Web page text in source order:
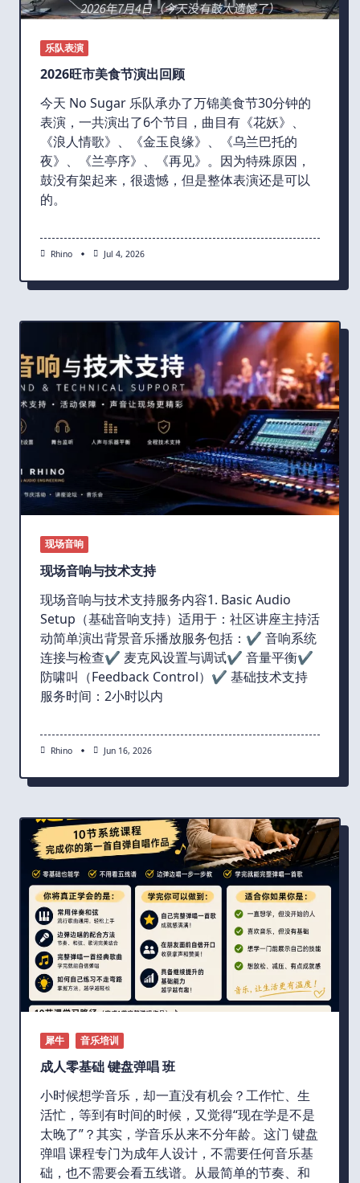
乐队表演
2026旺市美食节演出回顾
今天 No Sugar 乐队承办了万锦美食节30分钟的
表演，一共演出了6个节目，曲目有《花妖》、
《浪人情歌》、《金玉良缘》、《乌兰巴托的
夜》、《兰亭序》、《再见》。因为特殊原因，
鼓没有架起来，很遗憾，但是整体表演还是可以
的。
Rhino Jul 4, 2026
现场音响
现场音响与技术支持
现场音响与技术支持服务内容1. Basic Audio
Setup（基础音响支持）适用于：社区讲座主持活
动简单演出背景音乐播放服务包括：✔ 音响系统
连接与检查✔ 麦克风设置与调试✔ 音量平衡✔
防啸叫（Feedback Control）✔ 基础技术支持
服务时间：2小时以内
Rhino Jun 16, 2026
犀牛 音乐培训
成人零基础 键盘弹唱 班
小时候想学音乐，却一直没有机会？工作忙、生
活忙，等到有时间的时候，又觉得“现在学是不是
太晚了”？其实，学音乐从来不分年龄。这门 键盘
弹唱 课程专门为成年人设计，不需要任何音乐基
础，也不需要会看五线谱。从最简单的节奏、和